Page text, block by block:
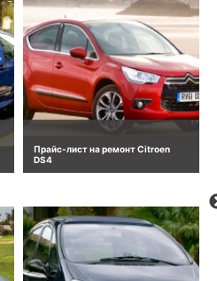
Прайс-лист на ремонт Citroen
DS4